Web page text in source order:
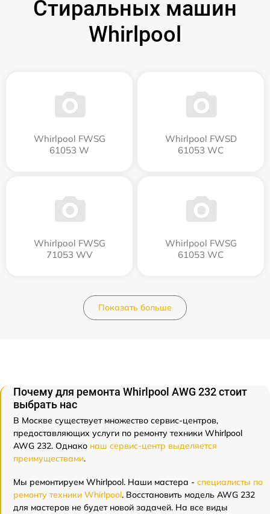
Стиральных машин
Whirlpool
Whirlpool FWSG
61053 W
Whirlpool FWSD
61053 WC
Whirlpool FWSG
71053 WV
Whirlpool FWSG
61053 WC
Показать больше
Почему для ремонта Whirlpool AWG 232 стоит
выбрать нас
В Москве существует множество сервис-центров,
предоставляющих услуги по ремонту техники Whirlpool
AWG 232. Однако наш сервис-центр выделяется
преимуществами.
Мы ремонтируем Whirlpool. Наши мастера - специалисты по
ремонту техники Whirlpool. Восстановить модель AWG 232
для мастеров не будет новой задачей. На все виды